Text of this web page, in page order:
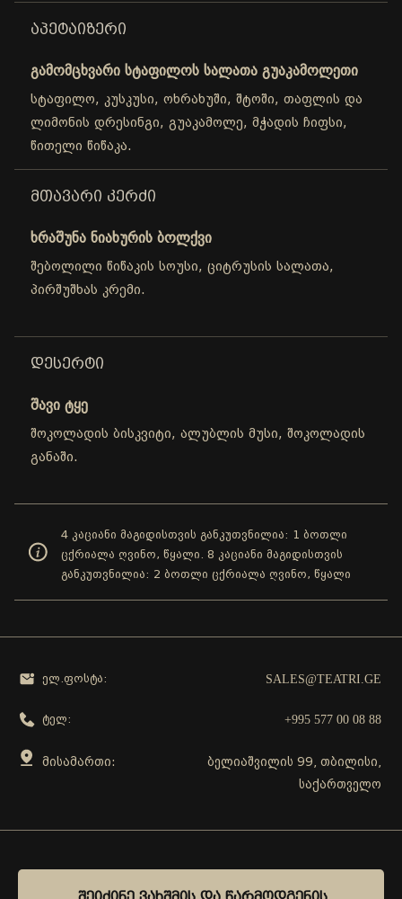
ᲐᲞᲔᲢᲐᲘᲖᲔᲠᲘ
გამომცხვარი სტაფილოს სალათა გუაკამოლეთი
სტაფილო, კუსკუსი, ოხრახუში, შტოში, თაფლის და
ლიმონის დრესინგი, გუაკამოლე, მჭადის ჩიფსი,
წითელი წიწაკა.
ᲛᲗᲐᲕᲐᲠᲘ ᲙᲔᲠᲫᲘ
ხრაშუნა ნიახურის ბოლქვი
შებოლილი წიწაკის სოუსი, ციტრუსის სალათა,
პირშუშხას კრემი.
ᲓᲔᲡᲔᲠᲢᲘ
შავი ტყე
შოკოლადის ბისკვიტი, ალუბლის მუსი, შოკოლადის
განაში.
4 კაციანი მაგიდისთვის განკუთვნილია: 1 ბოთლი
ცქრიალა ღვინო, წყალი. 8 კაციანი მაგიდისთვის
განკუთვნილია: 2 ბოთლი ცქრიალა ღვინო, წყალი
ელ.ფოსტა: SALES@TEATRI.GE
ტელ: +995 577 00 08 88
მისამართი:
ბელიაშვილის 99, თბილისი,
საქართველო